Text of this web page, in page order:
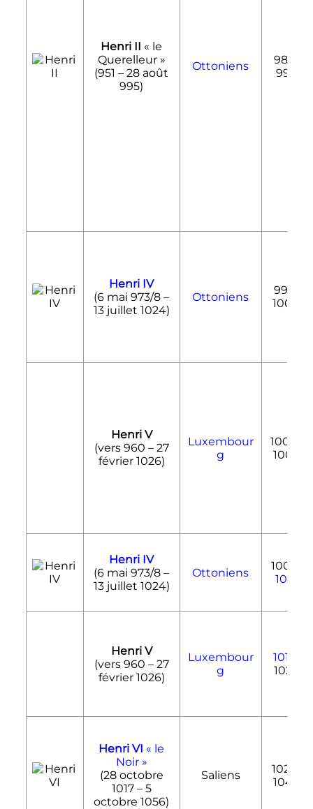
Henri II « le
Querelleur »
(951 –28 août
995)
Ottoniens
985-
995
Henri IV
(6 mai 973/8 –
13 juillet 1024)
Ottoniens
995-
1004
Henri V
(vers 960 – 27
février 1026)
Luxembour
g
1004-
1009
Henri IV
(6 mai 973/8 –
13 juillet 1024)
Ottoniens
1009-
1017
Henri V
(vers 960 – 27
février 1026)
Luxembour
g
1017
1026
Henri VI « le
Noir »
(28 octobre
1017– 5
octobre 1056)
Saliens
1026-
1042